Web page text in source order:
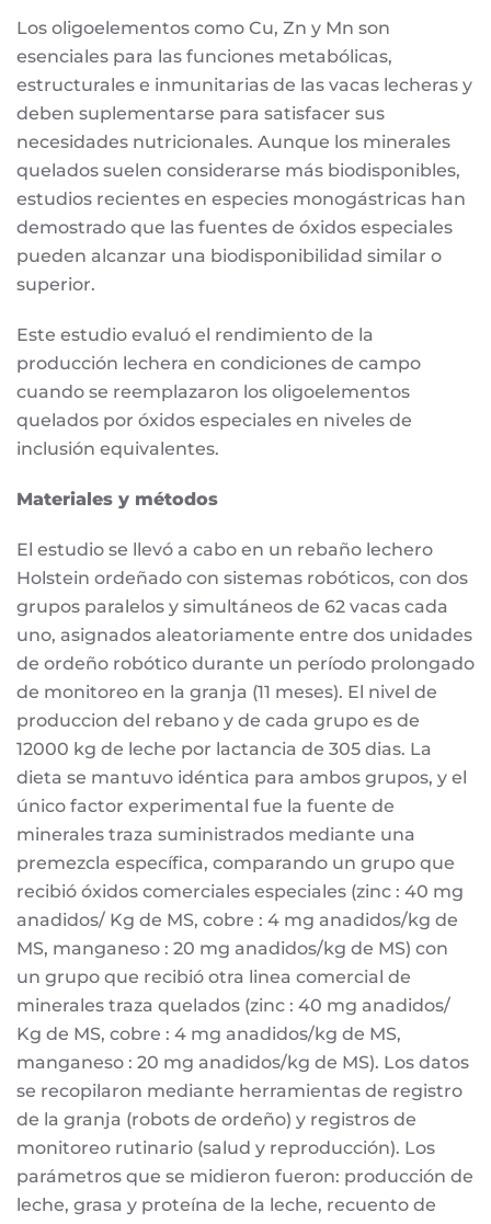
Los oligoelementos como Cu, Zn y Mn son
esenciales para las funciones metabólicas,
estructurales e inmunitarias de las vacas lecheras y
deben suplementarse para satisfacer sus
necesidades nutricionales. Aunque los minerales
quelados suelen considerarse más biodisponibles,
estudios recientes en especies monogástricas han
demostrado que las fuentes de óxidos especiales
pueden alcanzar una biodisponibilidad similar o
superior.
Este estudio evaluó el rendimiento de la
producción lechera en condiciones de campo
cuando se reemplazaron los oligoelementos
quelados por óxidos especiales en niveles de
inclusión equivalentes.
Materiales y métodos
El estudio se llevó a cabo en un rebaño lechero
Holstein ordeñado con sistemas robóticos, con dos
grupos paralelos y simultáneos de 62 vacas cada
uno, asignados aleatoriamente entre dos unidades
de ordeño robótico durante un período prolongado
de monitoreo en la granja (11 meses). El nivel de
produccion del rebano y de cada grupo es de
12000 kg de leche por lactancia de 305 dias. La
dieta se mantuvo idéntica para ambos grupos, y el
único factor experimental fue la fuente de
minerales traza suministrados mediante una
premezcla específica, comparando un grupo que
recibió óxidos comerciales especiales (zinc : 40 mg
anadidos/ Kg de MS, cobre : 4 mg anadidos/kg de
MS, manganeso : 20 mg anadidos/kg de MS) con
un grupo que recibió otra linea comercial de
minerales traza quelados (zinc : 40 mg anadidos/
Kg de MS, cobre : 4 mg anadidos/kg de MS,
manganeso : 20 mg anadidos/kg de MS). Los datos
se recopilaron mediante herramientas de registro
de la granja (robots de ordeño) y registros de
monitoreo rutinario (salud y reproducción). Los
parámetros que se midieron fueron: producción de
leche, grasa y proteína de la leche, recuento de